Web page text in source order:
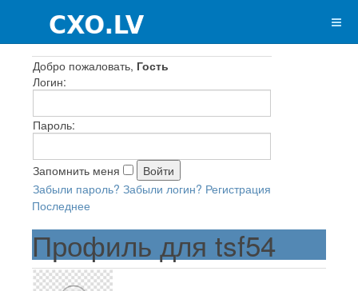
Добро пожаловать, Гость
Логин:
Пароль:
Запомнить меня
Забыли пароль? Забыли логин? Регистрация
Последнее
Профиль для tsf54